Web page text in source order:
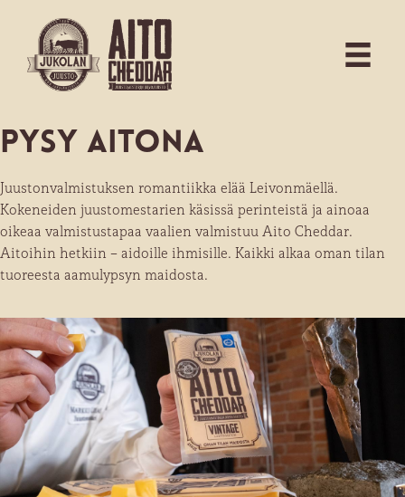
Pysy aitona
Juustonvalmistuksen romantiikka elää Leivonmäellä.
Kokeneiden juustomestarien käsissä perinteistä ja ainoaa
oikeaa valmistustapaa vaalien valmistuu Aito Cheddar.
Aitoihin hetkiin – aidoille ihmisille. Kaikki alkaa oman tilan
tuoreesta aamulypsyn maidosta.